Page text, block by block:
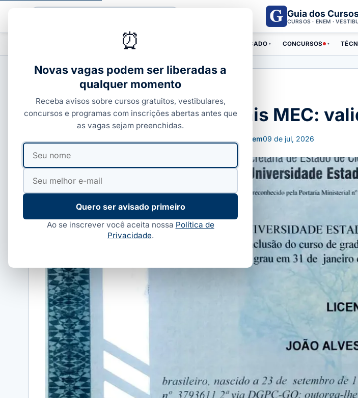
Guia dos
CURSOS · ENEM ·
PROFISSIONALIZANTES CURSOS COM CERTIFICADO ▾ CONCURSOS ▾
CURSOS COM CERTIFICADO
Certificado Aprenda Mais MEC:
PorIvan Alves·01 de jun, 2026·4 min de leitura· Atualizado em09 de jul, 2026
⏰
Novas vagas podem ser liberadas a
qualquer momento
Receba avisos sobre cursos gratuitos, vestibulares,
concursos e programas com inscrições abertas antes que
as vagas sejam preenchidas.
Seu
nome
Seu
mail
Quero ser avisado primeiro
Ao se inscrever você aceita nossa Política de
Privacidade.